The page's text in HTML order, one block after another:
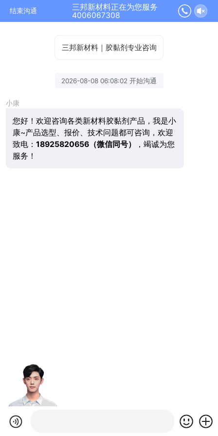
结束沟通
三邦新材料正在为您服务
4006067308
三邦新材料｜胶黏剂专业咨询
2026-08-08 06:08:02 开始沟通
小康
您好！欢迎咨询各类新材料胶黏剂产品，我是小
康~产品选型、报价、技术问题都可咨询，欢迎
致电： 18925820656（微信同号）
，竭诚为您
服务！